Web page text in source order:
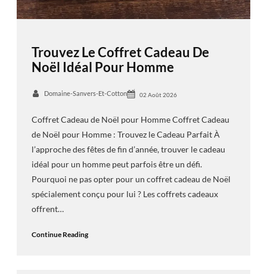
Trouvez Le Coffret Cadeau De
Noël Idéal Pour Homme
Domaine-Sanvers-Et-Cotton 02 Août 2026
Coffret Cadeau de Noël pour Homme Coffret Cadeau
de Noël pour Homme : Trouvez le Cadeau Parfait À
l’approche des fêtes de fin d’année, trouver le cadeau
idéal pour un homme peut parfois être un défi.
Pourquoi ne pas opter pour un coffret cadeau de Noël
spécialement conçu pour lui ? Les coffrets cadeaux
offrent…
Continue Reading